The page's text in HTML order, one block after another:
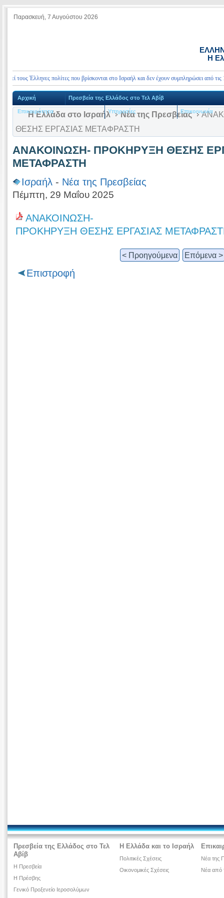
Παρασκευή, 7 Αυγούστου 2026
Η
τους Έλληνες πολίτες που βρίσκονται στο Ισραήλ και δεν έχουν συμπληρώσει από
Αρχική Πρεσβεία της Ελλάδος στο Τελ Αβίβ
Επικαιρότητα Υπηρεσίες Επικοινωνία
Η Ελλάδα στο Ισραήλ Νέα της Πρεσβείας
ΘΕΣΗΣ ΕΡΓΑΣΙΑΣ ΜΕΤΑΦΡΑΣΤΗ
ΑΝΑΚΟΙΝΩΣΗ- ΠΡΟΚΗΡΥΞΗ ΘΕΣΗΣ
ΜΕΤΑΦΡΑΣΤΗ
Ισραήλ - Νέα της Πρεσβείας
Πέμπτη, 29 Μαΐου 2025
ΑΝΑΚΟΙΝΩΣΗ-
ΠΡΟΚΗΡΥΞΗ ΘΕΣΗΣ ΕΡΓΑΣΙΑΣ
< Προηγούμενα Επόμενα >
Επιστροφή
Πρεσβεία της Ελλάδος στο Τελ
Αβίβ
Η Πρεσβεία
H Πρέσβης
Γενικό Προξενείο Ιεροσολύμων
Η Ελλάδα και το Ισραήλ
Πολιτικές Σχέσεις
Οικονομικές Σχέσεις
Νέα της
Νέα από